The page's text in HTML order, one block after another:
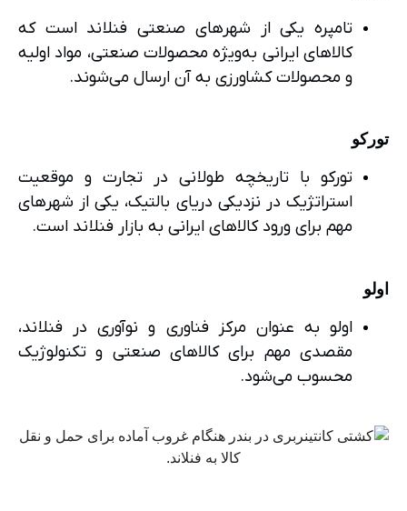
تامپره یکی از شهرهای صنعتی فنلاند است که
کالاهای ایرانی به‌ویژه محصولات صنعتی، مواد اولیه
و محصولات کشاورزی به آن ارسال می‌شوند.
تورکو
تورکو با تاریخچه طولانی در تجارت و موقعیت
استراتژیک در نزدیکی دریای بالتیک، یکی از شهرهای
مهم برای ورود کالاهای ایرانی به بازار فنلاند است.
اولو
اولو به عنوان مرکز فناوری و نوآوری در فنلاند،
مقصدی مهم برای کالاهای صنعتی و تکنولوژیک
محسوب می‌شود.